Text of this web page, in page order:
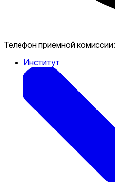
Телефон приемной комиссии:
Институт